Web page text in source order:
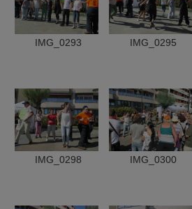
IMG_0293 IMG_0295
IMG_0298 IMG_0300